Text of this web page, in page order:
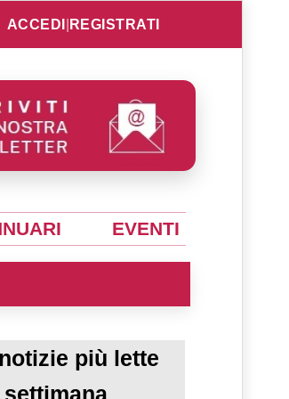
ACCEDI REGISTRATI
EVENTI
più lette